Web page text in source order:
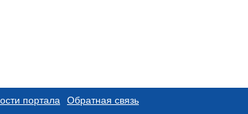
портала Обратная связь